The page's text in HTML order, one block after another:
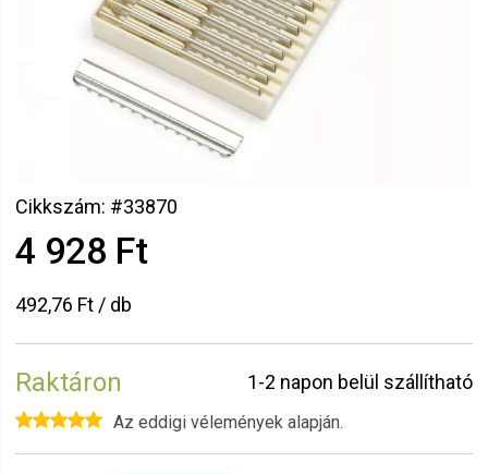
Cikkszám: #33870
4 928 Ft
492,76 Ft / db
Raktáron 1-2 napon belül szállítható
Az eddigi vélemények alapján.